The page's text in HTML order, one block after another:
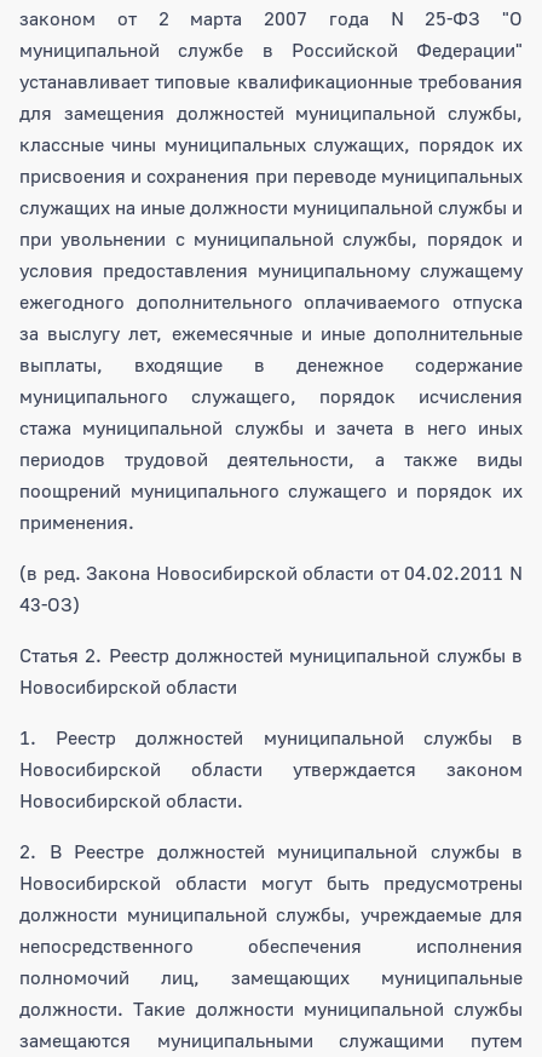
законом от 2 марта 2007 года N 25-ФЗ "О
муниципальной службе в Российской Федерации"
устанавливает типовые квалификационные требования
для замещения должностей муниципальной службы,
классные чины муниципальных служащих, порядок их
присвоения и сохранения при переводе муниципальных
служащих на иные должности муниципальной службы и
при увольнении с муниципальной службы, порядок и
условия предоставления муниципальному служащему
ежегодного дополнительного оплачиваемого отпуска
за выслугу лет, ежемесячные и иные дополнительные
выплаты, входящие в денежное содержание
муниципального служащего, порядок исчисления
стажа муниципальной службы и зачета в него иных
периодов трудовой деятельности, а также виды
поощрений муниципального служащего и порядок их
применения.
(в ред. Закона Новосибирской области от 04.02.2011 N
43-ОЗ)
Статья 2. Реестр должностей муниципальной службы в
Новосибирской области
1. Реестр должностей муниципальной службы в
Новосибирской области утверждается законом
Новосибирской области.
2. В Реестре должностей муниципальной службы в
Новосибирской области могут быть предусмотрены
должности муниципальной службы, учреждаемые для
непосредственного обеспечения исполнения
полномочий лиц, замещающих муниципальные
должности. Такие должности муниципальной службы
замещаются муниципальными служащими путем